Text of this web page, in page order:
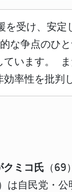
を受け、安
な争点のひ
います。
率性を批判
クミコ氏 （
は自民党・